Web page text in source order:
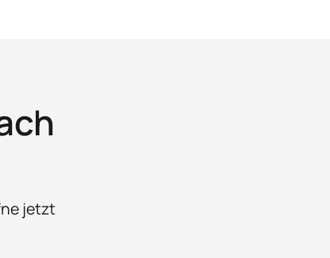
jetzt